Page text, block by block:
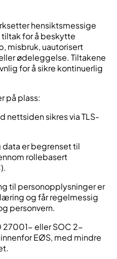
hensiktsmessige
for å beskytte
misbruk, uautorisert
ødeleggelse. Tiltakene
for å sikre kontinuerlig
på plass:
nettsiden sikres via TLS-
er begrenset til
rollebasert
til personopplysninger er
og får regelmessig
personvern.
27001- eller SOC 2-
EØS, med mindre